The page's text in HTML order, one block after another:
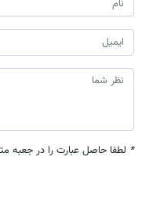
* لطفا حاصل عبارت را در جعبه